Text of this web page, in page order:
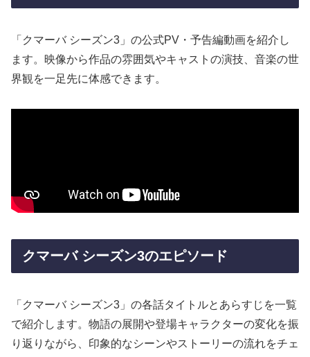
「クマーバ シーズン3」の公式PV・予告編動画を紹介し
ます。映像から作品の雰囲気やキャストの演技、音楽の世
界観を一足先に体感できます。
クマーバ シーズン3のエピソード
「クマーバ シーズン3」の各話タイトルとあらすじを一覧
で紹介します。物語の展開や登場キャラクターの変化を振
り返りながら、印象的なシーンやストーリーの流れをチェ